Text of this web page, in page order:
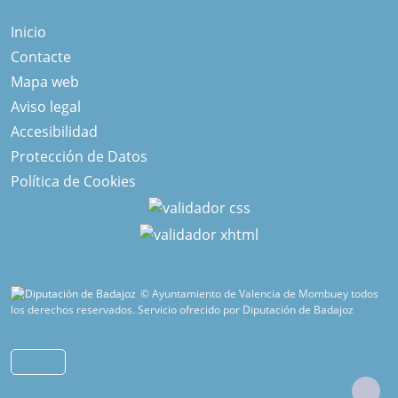
Inicio
Contacte
Mapa web
Aviso legal
Accesibilidad
Protección de Datos
Política de Cookies
© Ayuntamiento de Valencia de Mombuey todos
los derechos reservados.Servicio ofrecido por Diputación de Badajoz